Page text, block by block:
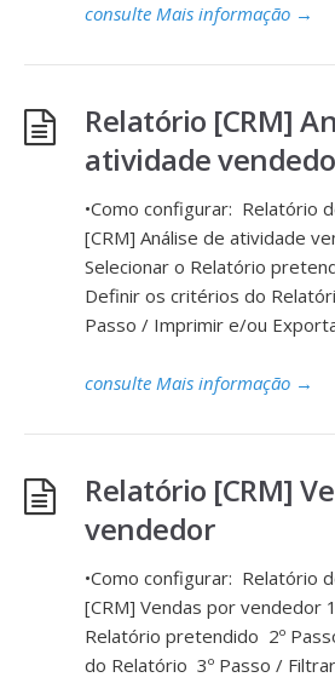
consulte Mais informação →
Relatório [CRM]
atividade
•Como configurar: Relatório
[CRM] Análise de atividade
Selecionar o Relatório
Definir os critérios do
Passo / Imprimir e/ou
consulte Mais informação →
Relatório [CRM]
vendedor
•Como configurar: Relatório
[CRM] Vendas por vendedor
Relatório pretendido 2º
do Relatório 3º Passo /